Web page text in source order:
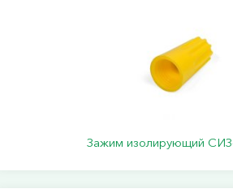
Зажим изолирующий